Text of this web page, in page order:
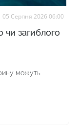
05 Серпня 2026 06:00
чи загиблого
можуть